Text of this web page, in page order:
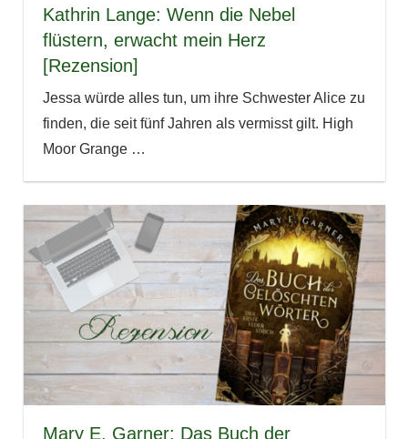
Kathrin Lange: Wenn die Nebel
flüstern, erwacht mein Herz
[Rezension]
Jessa würde alles tun, um ihre Schwester Alice zu
finden, die seit fünf Jahren als vermisst gilt. High
Moor Grange …
Mary E. Garner: Das Buch der